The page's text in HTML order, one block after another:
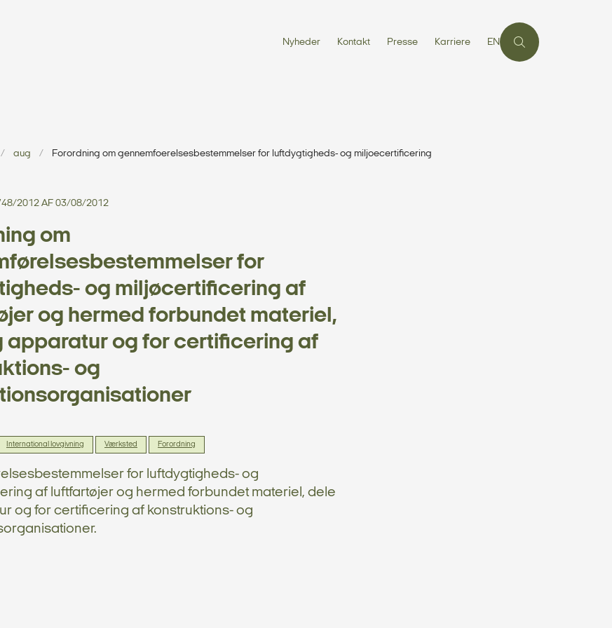
Nyheder Kontakt Presse Karriere EN
aug Forordning om gennemfoerelsesbestemmelser for luftdygtigheds- og miljoecertificering
2012 AF 03/08/2012
om
for
og miljøcertificering af
og hermed forbundet materiel,
apparatur og for certificering af
og
International lovgivning Værksted Forordning
for luftdygtigheds- og
af luftfartøjer og hermed forbundet materiel, dele
og for certificering af konstruktions- og